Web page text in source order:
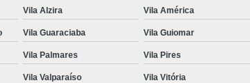
Vila Alzira Vila América
Vila Guaraciaba Vila Guiomar
Vila Palmares Vila Pires
Vila Valparaíso Vila Vitória